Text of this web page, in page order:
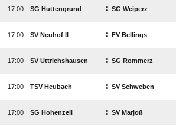
 SG Huttengrund : SG Weiperz
 SV Neuhof II : FV Bellings
 SV Uttrichshausen : SG Rommerz
 TSV Heubach : SV Schweben
 SG Hohenzell : SV Marjoß